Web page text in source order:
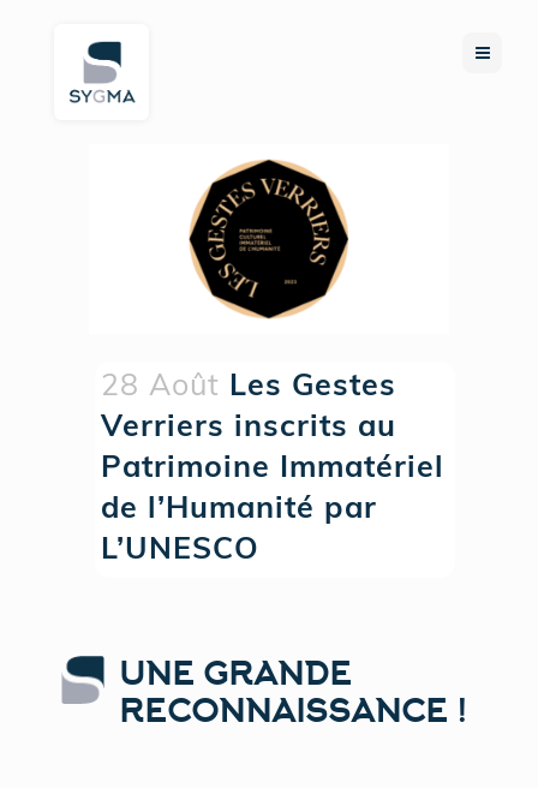
28 Août Les Gestes
Verriers inscrits au
Patrimoine Immatériel
de l’Humanité par
L’UNESCO
UNE GRANDE
RECONNAISSANCE !